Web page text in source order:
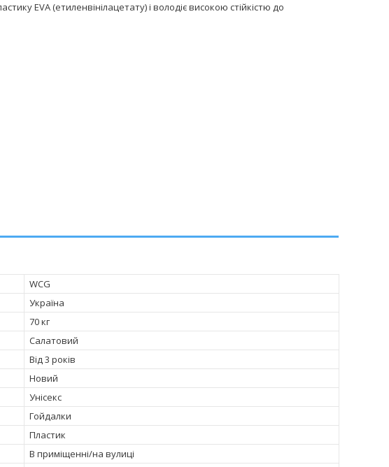
EVA (етиленвінілацетату) і володіє високою стійкістю до
WCG
Україна
70 кг
Салатовий
Від 3 років
Новий
Унісекс
Гойдалки
Пластик
В приміщенні/на вулиці